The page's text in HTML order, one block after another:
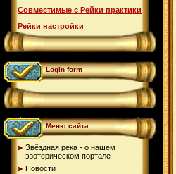
Совместимые с Рейки практики
Рейки настройки
Login form
Меню сайта
Звёздная река - о нашем
эзотерическом портале
Новости